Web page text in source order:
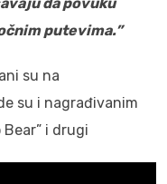
putevima.”
su na
su i nagrađivanim
Bear” i drugi